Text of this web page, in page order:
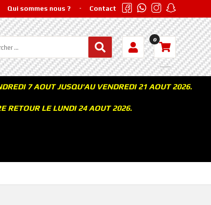
Qui sommes nous ? Contact
0
7 AOUT JUSQU'AU VENDREDI 21 AOUT 2026.
RETOUR LE LUNDI 24 AOUT 2026.